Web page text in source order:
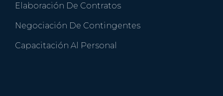
Elaboración De Contratos
Negociación De Contingentes
Capacitación Al Personal